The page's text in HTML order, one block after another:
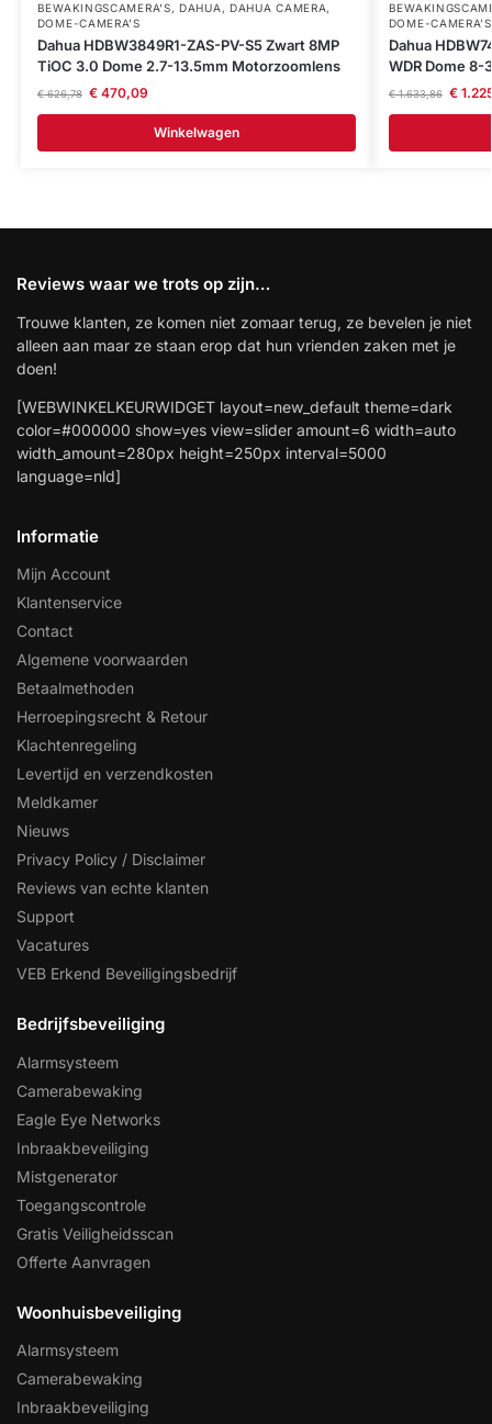
BEWAKINGSCAMERA'S, DAHUA , DAHUA CAMERA,
DOME-CAMERA’S
Dahua HDBW3849R1-ZAS-PV-S5 Zwart 8MP
TiOC 3.0 Dome 2.7-13.5mm Motorzoomlens
€626,78 €470,09
Winkelwagen
DOME-CAMERA’S
Dahua
WDR Dome
€1.633,86 €
Reviews waar we trots op zijn…
Trouwe klanten, ze komen niet zomaar terug, ze bevelen je niet
alleen aan maar ze staan erop dat hun vrienden zaken met je
doen!
[WEBWINKELKEURWIDGET layout=new_default theme=dark
color=#000000 show=yes view=slider amount=6 width=auto
width_amount=280px height=250px interval=5000
language=nld]
Informatie
Mijn Account
Klantenservice
Contact
Algemene voorwaarden
Betaalmethoden
Herroepingsrecht & Retour
Klachtenregeling
Levertijd en verzendkosten
Meldkamer
Nieuws
Privacy Policy / Disclaimer
Reviews van echte klanten
Support
Vacatures
VEB Erkend Beveiligingsbedrijf
Bedrijfsbeveiliging
Alarmsysteem
Camerabewaking
Eagle Eye Networks
Inbraakbeveiliging
Mistgenerator
Toegangscontrole
Gratis Veiligheidsscan
Offerte Aanvragen
Woonhuisbeveiliging
Alarmsysteem
Camerabewaking
Inbraakbeveiliging